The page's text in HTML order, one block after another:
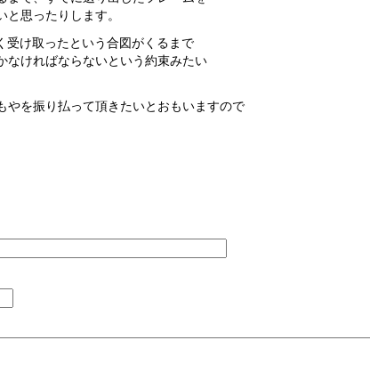
思ったりします。
受け取ったという合図がくるまで
なければならないという約束みたい
やを振り払って頂きたいとおもいますので